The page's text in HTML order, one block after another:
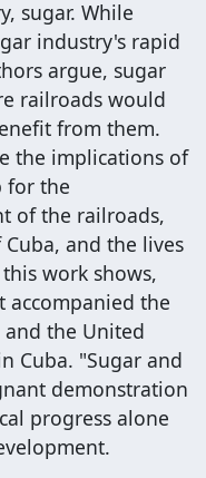
sugar. While
industry's rapid
argue, sugar
railroads would
from them.
the implications of
for the
of the railroads,
and the lives
work shows,
accompanied the
the United
Cuba. "Sugar and
demonstration
progress alone